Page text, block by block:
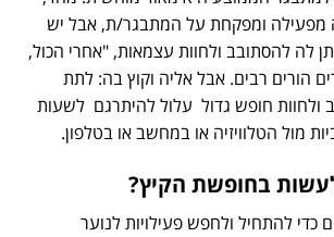
מפעילה ומפקחת על המתבגר/ת, אבל יש
לה להסתובב ולחוות עצמאות, "אחרי הכול,
הורים רבים. אבל אליה וקוץ בה: לתת
ולחוות חופש גדול עלול להיתרגם לשעות
מול הטלוויזיה או במחשב או בטלפון.
בחופשת הקיץ?
כדי להתחיל ולחפש פעילויות לנוער